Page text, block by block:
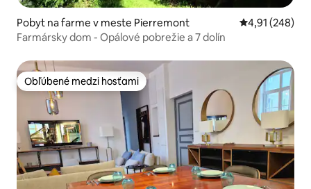
Pobyt na farme v meste Pierremont Priemerné
4,91 (248)
Farmársky dom - Opálové pobrežie a 7 dolín
Obľúbené medzi hosťami
Obľúbené medzi hosťami